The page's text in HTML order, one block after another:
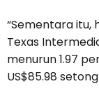
“Sementara itu,
Texas
menurun 1.97
US$85.98